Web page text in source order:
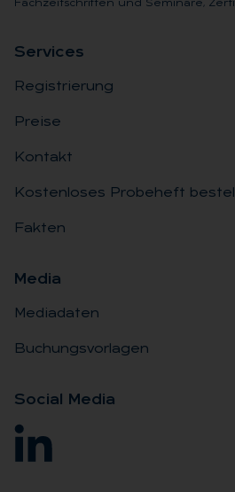
Fachzeitschriften und Seminare,
Ser­vices
Registrierung
Preise
Kontakt
Kostenloses Probeheft
Fakten
Me­dia
Mediadaten
Buchungsvorlagen
So­ci­al Me­dia